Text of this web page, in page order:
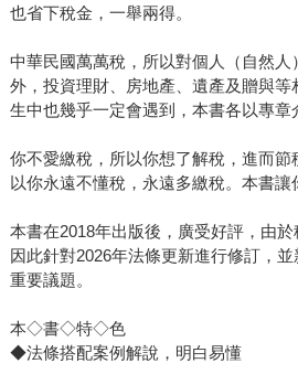
也省下稅金，一舉兩得。
中華民國萬萬稅，所以對個人（自然人
外，投資理財、房地產、遺產及贈與等
生中也幾乎一定會遇到，本書各以專章
你不愛繳稅，所以你想了解稅，進而
以你永遠不懂稅，永遠多繳稅。本書讓
本書在2018年出版後，廣受好評，由於
因此針對2026年法條更新進行修訂，
重要議題。
本◇書◇特◇色
◆法條搭配案例解說，明白易懂